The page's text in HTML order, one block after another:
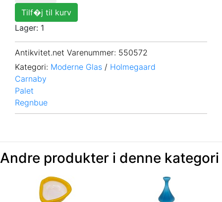
Tilf�j til kurv
Lager: 1
Antikvitet.net Varenummer: 550572
Kategori: Moderne Glas / Holmegaard
Carnaby
Palet
Regnbue
Andre produkter i denne kategori